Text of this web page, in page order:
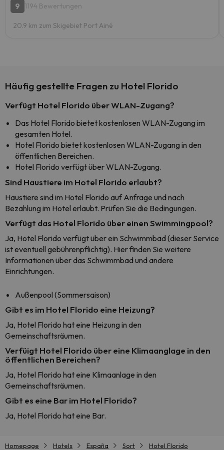
9
1194 Bewertungen
20.9 km zum Skigebiet Port Ainé
Häufig gestellte Fragen zu Hotel Florido
Verfügt Hotel Florido über WLAN-Zugang?
Das Hotel Florido bietet kostenlosen WLAN-Zugang im
gesamten Hotel.
Hotel Florido bietet kostenlosen WLAN-Zugang in den
öffentlichen Bereichen.
Hotel Florido verfügt über WLAN-Zugang.
Sind Haustiere im Hotel Florido erlaubt?
Haustiere sind im Hotel Florido auf Anfrage und nach
Bezahlung im Hotel erlaubt. Prüfen Sie die Bedingungen.
Verfügt das Hotel Florido über einen Swimmingpool?
Ja, Hotel Florido verfügt über ein Schwimmbad (dieser Service
ist eventuell gebührenpflichtig). Hier finden Sie weitere
Informationen über das Schwimmbad und andere
Einrichtungen.
Außenpool (Sommersaison)
Gibt es im Hotel Florido eine Heizung?
Ja, Hotel Florido hat eine Heizung in den
Gemeinschaftsräumen.
Verfüigt Hotel Florido über eine Klimaanglage in den
öffentlichen Bereichen?
Ja, Hotel Florido hat eine Klimaanlage in den
Gemeinschaftsräumen.
Gibt es eine Bar im Hotel Florido?
Ja, Hotel Florido hat eine Bar.
Homepage Hotels España Sort Hotel Florido